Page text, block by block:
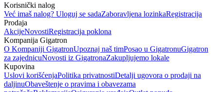
Korisnički nalog
Već imaš nalog? Uloguj se sadaZaboravljena lozinkaRegistracija
Prodaja
AkcijeNovostiRegistracija poklona
Kompanija Gigatron
O Kompaniji GigatronUpoznaj naš timPosao u GigatronuGigatron
za zajednicuNovosti iz GigatronaZakupljujemo lokale
Kupovina
Uslovi korišćenjaPolitika privatnostiDetalji ugovora o prodaji na
daljinuObaveštenje o pravima i obavezama